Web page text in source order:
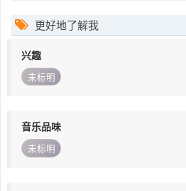
更好地了解我
兴趣
未标明
音乐品味
未标明